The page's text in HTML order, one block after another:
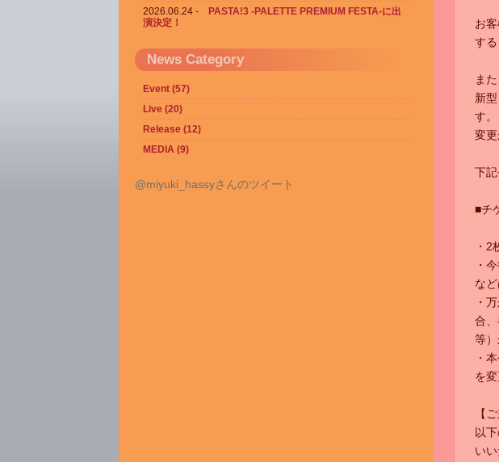
お
す
また
新
す。
変
下
■チ
・2
・
な
・
合
等
・
を
【
以
いい
2026.06.24
PASTA!3 -PALETTE PREMIUM FESTA-に出
演決定！
News Category
Event (57)
Live (20)
Release (12)
MEDIA (9)
@miyuki_hassyさんのツイート